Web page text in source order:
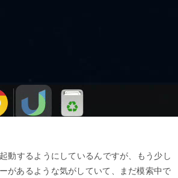
動するようにしているんですが、もう少し
があるような気がしていて、まだ模索中で